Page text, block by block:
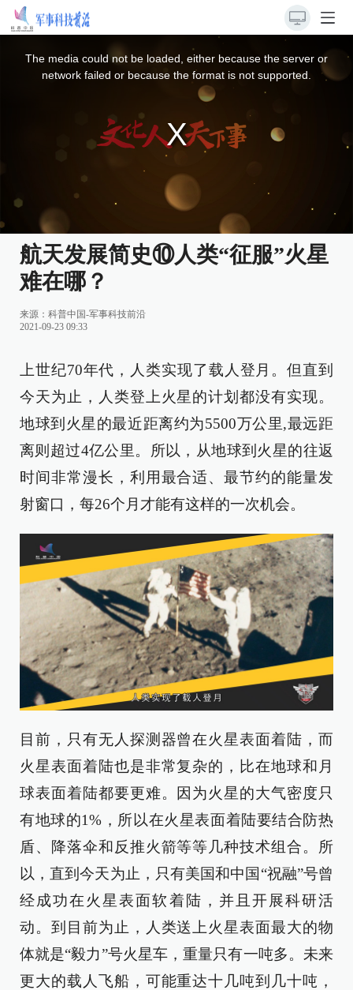
The media could not be loaded, either because the server or
network failed or because the format is not supported.
航天发展简史⑩人类“征服”火星
难在哪？
来源： 科普中国-军事科技前沿
2021-09-23 09:33
上世纪70年代，人类实现了载人登月。但直到
今天为止，人类登上火星的计划都没有实现。
地球到火星的最近距离约为5500万公里,最远距
离则超过4亿公里。所以，从地球到火星的往返
时间非常漫长，利用最合适、最节约的能量发
射窗口，每26个月才能有这样的一次机会。
目前，只有无人探测器曾在火星表面着陆，而
火星表面着陆也是非常复杂的，比在地球和月
球表面着陆都要更难。因为火星的大气密度只
有地球的1%，所以在火星表面着陆要结合防热
盾、降落伞和反推火箭等等几种技术组合。所
以，直到今天为止，只有美国和中国“祝融”号曾
经成功在火星表面软着陆，并且开展科研活
动。到目前为止，人类送上火星表面最大的物
体就是“毅力”号火星车，重量只有一吨多。未来
更大的载人飞船，可能重达十几吨到几十吨，